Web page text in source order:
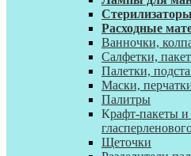
Стерилизаторы
Расходные
Ванночки,
Салфетки,
Палетки,
Маски,
Палитры
Крафт-пакеты
Щеточки